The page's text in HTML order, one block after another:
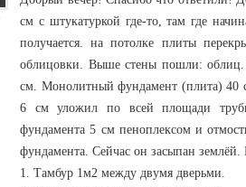
см с штукатуркой где-то, там где
получается. на потолке плиты
облицовки. Выше стены пошли:
см. Монолитный фундамент (плита) 40
6 см уложил по всей площади
фундамента 5 см пеноплексом и
фундамента. Сейчас он засыпан
1. Тамбур 1м2 между двумя дверьми.